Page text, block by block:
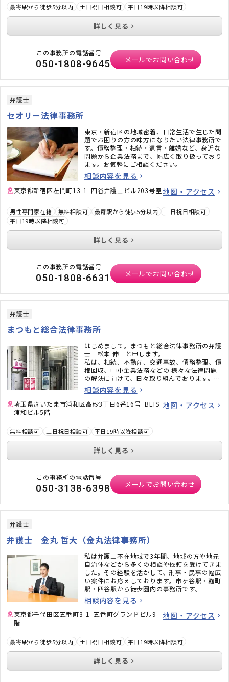
最寄駅から徒歩5分以内 土日祝日相談可 平日19時以降相談可
詳しく見る
この事務所の電話番号
050-1808-9645 メールでお問い合わせ
弁護士
セオリー法律事務所
東京・新宿区の地域密着、日常生活で生じた問
題でお困りの方の味方になりたい法律事務所で
す。債務整理・相続・遺言・離婚など、身近な
問題から企業法務まで、幅広く取り扱っており
ます。お気軽にご相談ください。
相談内容を見る
東京都新宿区左門町13-1 四谷弁護士ビル203号室地図・アクセス
男性専門家在籍 無料相談可 最寄駅から徒歩5分以内
土日祝日相談可
平日19時以降相談可
詳しく見る
この事務所の電話番号
050-1808-6631 メールでお問い合わせ
弁護士
まつもと総合法律事務所
はじめまして。まつもと総合法律事務所の弁護
士 松本 伸一と申します。
私は、相続、不動産、交通事故、債務整理、債
権回収、中小企業法務などの 様々な法律問題
の解決に向けて、日々取り組んでおります。
ご相談やご依頼をいただく際は、相談時間や費
用面などにつきましても、柔軟に対応すること
を心掛けております。
また、ご依頼につながらなくても、専門家の観
必要なアドバイスをさせていただきます。
皆様からお声掛けいただける身近な弁護士であ
りたいと考えておりますので、どうぞお気軽に
お問い合わせください。
相談内容を見る
埼玉県さいたま市浦和区高砂3丁目6番16号 BEIS
浦和ビル5階
地図・アクセス
無料相談可 土日祝日相談可 平日19時以降相談可
詳しく見る
この事務所の電話番号
050-3138-6398 メールでお問い合わせ
弁護士
弁護士 金丸 哲大（金丸法律事務所）
私は弁護士不在地域で3年間、地域の方や地元
自治体などから多くの相談や依頼を受けてきま
した。その経験を活かして、刑事・民事の幅広
い案件にお応えしております。市ヶ谷駅・麴町
駅・四谷駅から徒歩圏内の事務所です。
相談内容を見る
東京都千代田区五番町3-1 五番町グランドビル9
階
地図・アクセス
最寄駅から徒歩5分以内 土日祝日相談可 平日19時以降相談可
詳しく見る